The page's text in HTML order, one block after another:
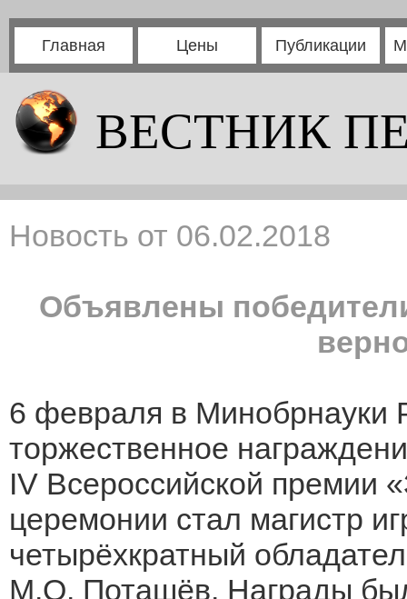
Главная Цены Публикации
ВЕСТНИК
Новость от 06.02.2018
Объявлены
6 февраля в Минобрнауки
торжественное
IV Всероссийской премии
церемонии стал магистр
четырёхкратный
М.О. Поташёв. Награды